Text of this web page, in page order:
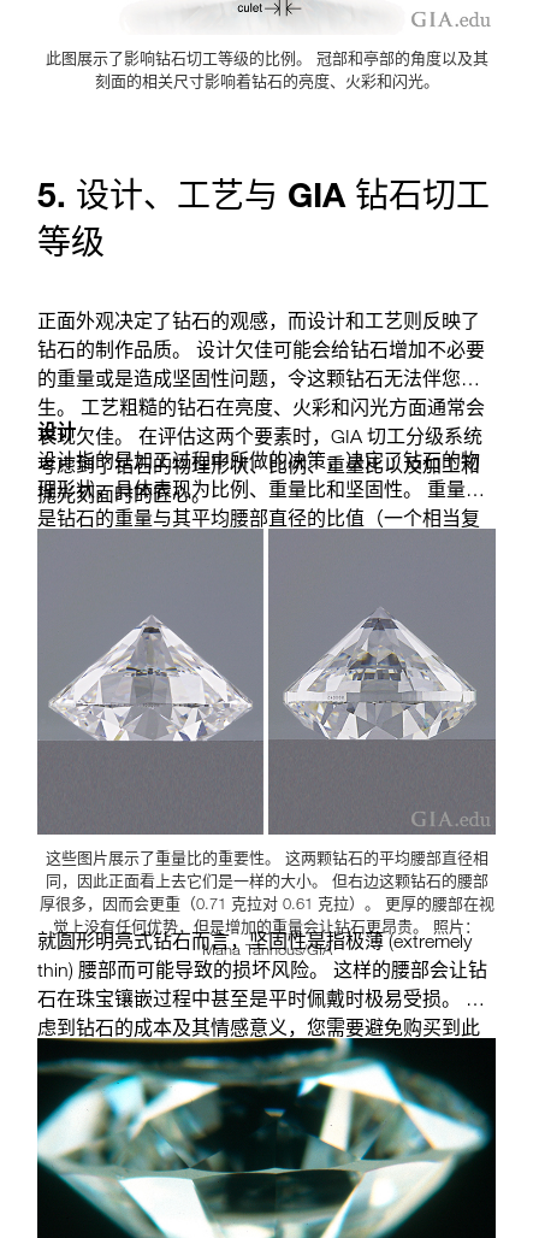
此图展示了影响钻石切工等级的比例。 冠部和亭部的角度以及其
刻面的相关尺寸影响着钻石的亮度、火彩和闪光。
5. 设计、工艺与 GIA 钻石切工
等级
正面外观决定了钻石的观感，而设计和工艺则反映了
钻石的制作品质。 设计欠佳可能会给钻石增加不必要
的重量或是造成坚固性问题，令这颗钻石无法伴您一
生。 工艺粗糙的钻石在亮度、火彩和闪光方面通常会
表现欠佳。 在评估这两个要素时，GIA 切工分级系统
考虑到了钻石的物理形状、比例、重量比以及加工和
抛光刻面时的匠心。
设计
设计指的是加工过程中所做的决策，决定了钻石的物
理形状，具体表现为比例、重量比和坚固性。 重量比
是钻石的重量与其平均腰部直径的比值（一个相当复
很大一部分都“隐藏”在钻石的整体深度中。 比如，腰
部较厚的钻石可能看上去不错，但腰部部分隐藏了不
必要的重量。 最后可能导致您需要为更重的钻石付更
多钱，但是附加的成本却不会带来更好的视觉效果。
关键在于：钻石的重量不应超过其正面尺寸所呈现出
的大小。
这些图片展示了重量比的重要性。 这两颗钻石的平均腰部直径相
同，因此正面看上去它们是一样的大小。 但右边这颗钻石的腰部
厚很多，因而会更重（0.71 克拉对 0.61 克拉）。 更厚的腰部在视
觉上没有任何优势，但是增加的重量会让钻石更昂贵。 照片：
Maha Tannous/GIA
就圆形明亮式钻石而言，坚固性是指极薄 (extremely
thin) 腰部而可能导致的损坏风险。 这样的腰部会让钻
石在珠宝镶嵌过程中甚至是平时佩戴时极易受损。 考
虑到钻石的成本及其情感意义，您需要避免购买到此
类易受损的钻石。 GIA 钻石鉴定报告可以帮您消除这
一担忧。